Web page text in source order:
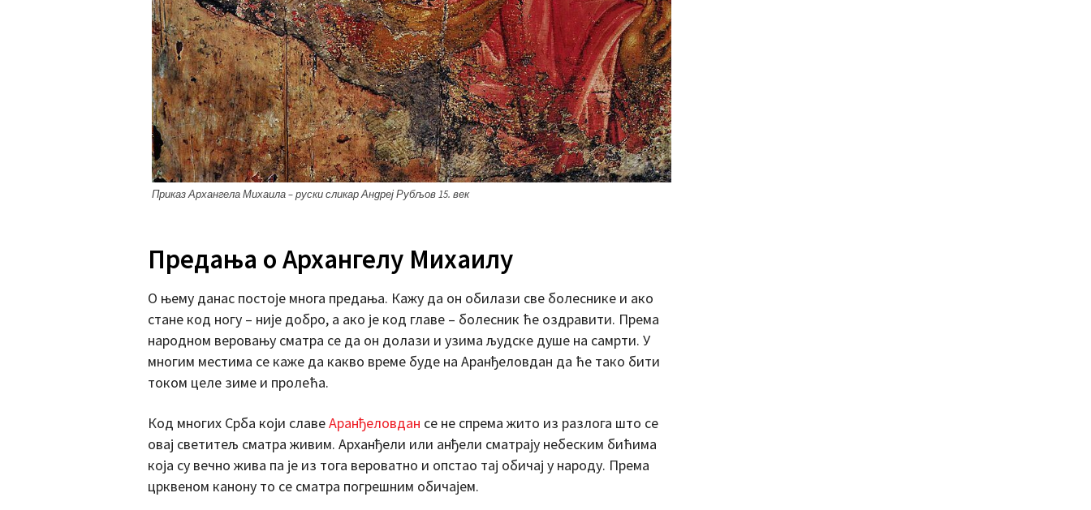
Приказ Архангела Михаила – руски сликар Андреј Рубљов 15. век
Предања о Архангелу Михаилу
О њему данас постоје многа предања. Кажу да он обилази све болеснике и ако
стане код ногу – није добро, а ако је код главе – болесник ће оздравити. Према
народном веровању сматра се да он долази и узима људске душе на самрти. У
многим местима се каже да какво време буде на Аранђеловдан да ће тако бити
током целе зиме и пролећа.
Код многих Срба који славеАранђеловдан се не спрема жито из разлога што се
овај светитељ сматра живим. Арханђели или анђели сматрају небеским бићима
која су вечно жива па је из тога вероватно и опстао тај обичај у народу. Према
црквеном канону то се сматра погрешним обичајем.